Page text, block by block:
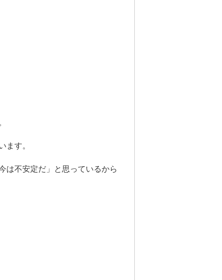
ます。
は不安定だ」と思っているから